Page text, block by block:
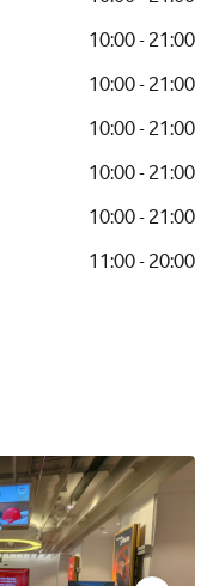
10:00 - 21:00
10:00 - 21:00
10:00 - 21:00
10:00 - 21:00
10:00 - 21:00
11:00 - 20:00